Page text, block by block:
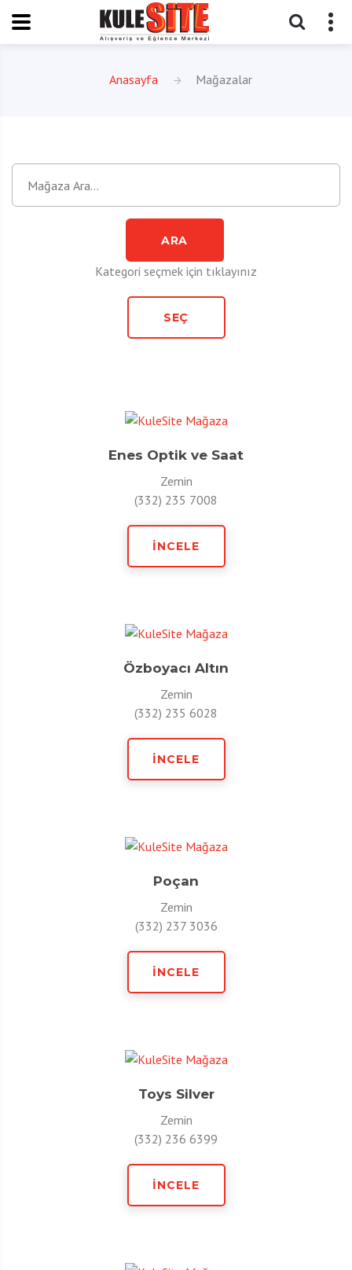
Anasayfa Mağazalar
ARA
Kategori seçmek için tıklayınız
SEÇ
Enes Optik ve Saat
Zemin
(332) 235 7008
İNCELE
Özboyacı Altın
Zemin
(332) 235 6028
İNCELE
Poçan
Zemin
(332) 237 3036
İNCELE
Toys Silver
Zemin
(332) 236 6399
İNCELE